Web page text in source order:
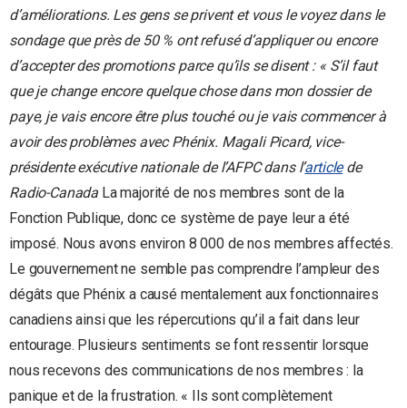
d’améliorations. Les gens se privent et vous le voyez dans le
sondage que près de 50 % ont refusé d’appliquer ou encore
d’accepter des promotions parce qu’ils se disent : « S’il faut
que je change encore quelque chose dans mon dossier de
paye, je vais encore être plus touché ou je vais commencer à
avoir des problèmes avec Phénix. Magali Picard, vice-
présidente exécutive nationale de l’AFPC dans l’articlede
Radio-Canada La majorité de nos membres sont de la
Fonction Publique, donc ce système de paye leur a été
imposé. Nous avons environ 8 000 de nos membres affectés.
Le gouvernement ne semble pas comprendre l’ampleur des
dégâts que Phénix a causé mentalement aux fonctionnaires
canadiens ainsi que les répercutions qu’il a fait dans leur
entourage. Plusieurs sentiments se font ressentir lorsque
nous recevons des communications de nos membres : la
panique et de la frustration. « Ils sont complètement